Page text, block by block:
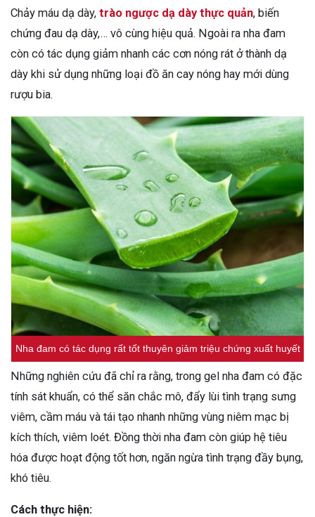
Chảy máu dạ dày, trào ngược dạ dày thực quản, biến
chứng đau dạ dày,… vô cùng hiệu quả. Ngoài ra nha đam
còn có tác dụng giảm nhanh các cơn nóng rát ở thành dạ
dày khi sử dụng những loại đồ ăn cay nóng hay mới dùng
rượu bia.
Nha đam có tác dụng rất tốt thuyên giảm triệu chứng xuất huyết
Những nghiên cứu đã chỉ ra rằng, trong gel nha đam có đặc
tính sát khuẩn, có thể săn chắc mô, đẩy lùi tình trạng sưng
viêm, cầm máu và tái tạo nhanh những vùng niêm mạc bị
kích thích, viêm loét. Đồng thời nha đam còn giúp hệ tiêu
hóa được hoạt động tốt hơn, ngăn ngừa tình trạng đầy bụng,
khó tiêu.
Cách thực hiện: